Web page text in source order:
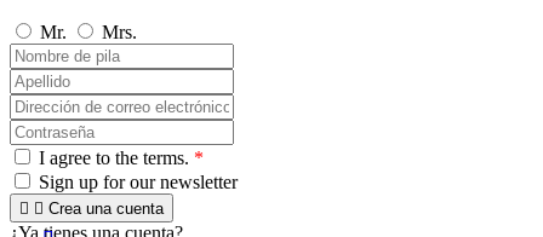
Mr. Mrs.
I agree to the terms. *
Sign up for our newsletter
  Crea una cuenta
¿Ya tienes una cuenta?